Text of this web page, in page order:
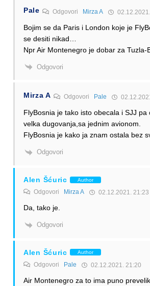
Pale Odgovori Mirza A
Bojim se da Paris i London koje je
se desiti nikad…
Npr Air Montenegro je dobar za Tuzla-
Odgovori
Mirza A Odgovori Pale
FlyBosnia je tako isto obecala i SJJ pa
velka dugovanja,sa jednim avionom.
FlyBosnia je kako ja znam ostala bez
Odgovori
Alen Šćuric Author
Odgovori Mirza A 02.12.2021. 21:23
Da, tako je.
Odgovori
Alen Šćuric Author
Odgovori Pale 02.12.2021. 21:20
Air Montenegro za to ima puno prevelik